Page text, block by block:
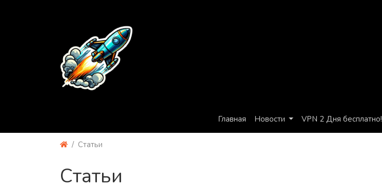
Главная Новости VPN 2 Дня бесплатно!
Статьи
Статьи